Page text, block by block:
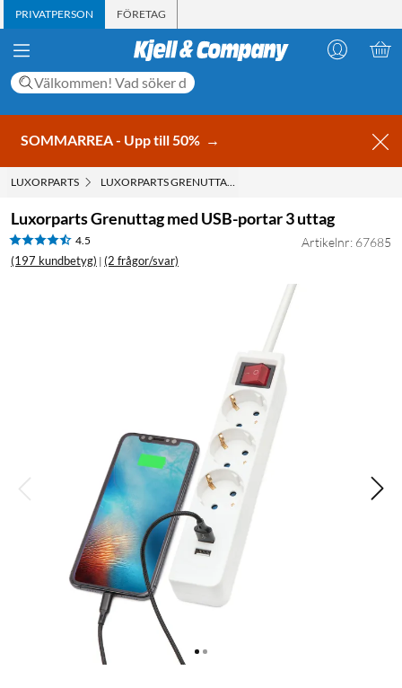
PRIVATPERSON FÖRETAG
SOMMARREA - Upp till 50% →
LUXORPARTS LUXORPARTS GRENUTTAG MED USB-PORTAR 3 UTTAG
Luxorparts Grenuttag med USB-portar 3 uttag
4.5
(197 kundbetyg) | (2 frågor/svar)
Artikelnr: 67685